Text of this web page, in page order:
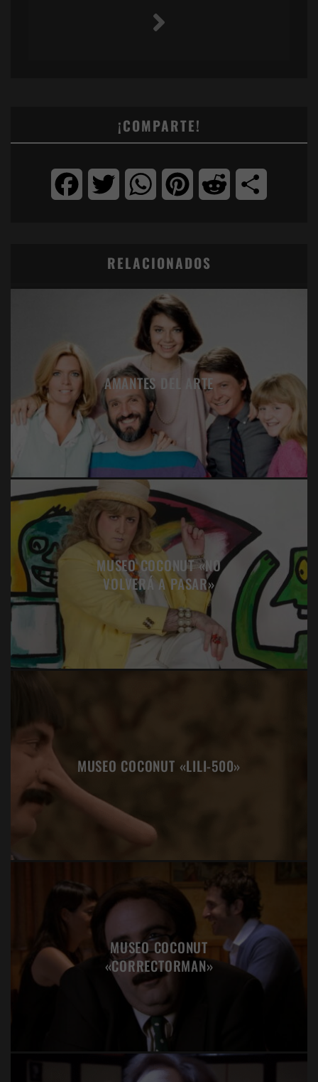
¡COMPARTE!
FacebookTwitter WhatsAppPinterest Reddit
RELACIONADOS
AMANTES DEL ARTE
MUSEO COCONUT «NO
VOLVERÁ A PASAR»
MUSEO COCONUT «LILI-500»
MUSEO COCONUT
«CORRECTORMAN»